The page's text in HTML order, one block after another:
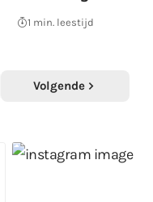
1 min. leestijd
Volgende